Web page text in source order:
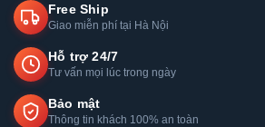
Free Ship
Giao miễn phí tại Hà Nội
Hỗ trợ 24/7
Tư vấn mọi lúc trong ngày
Bảo mật
Thông tin khách 100% an toàn